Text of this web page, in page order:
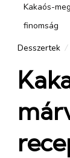
Kakaós-
finomság
Desszertek